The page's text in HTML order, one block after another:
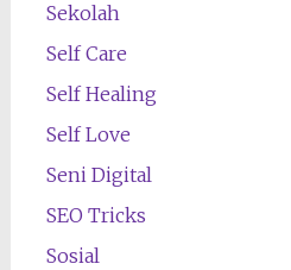
Sekolah
Self Care
Self Healing
Self Love
Seni Digital
SEO Tricks
Sosial